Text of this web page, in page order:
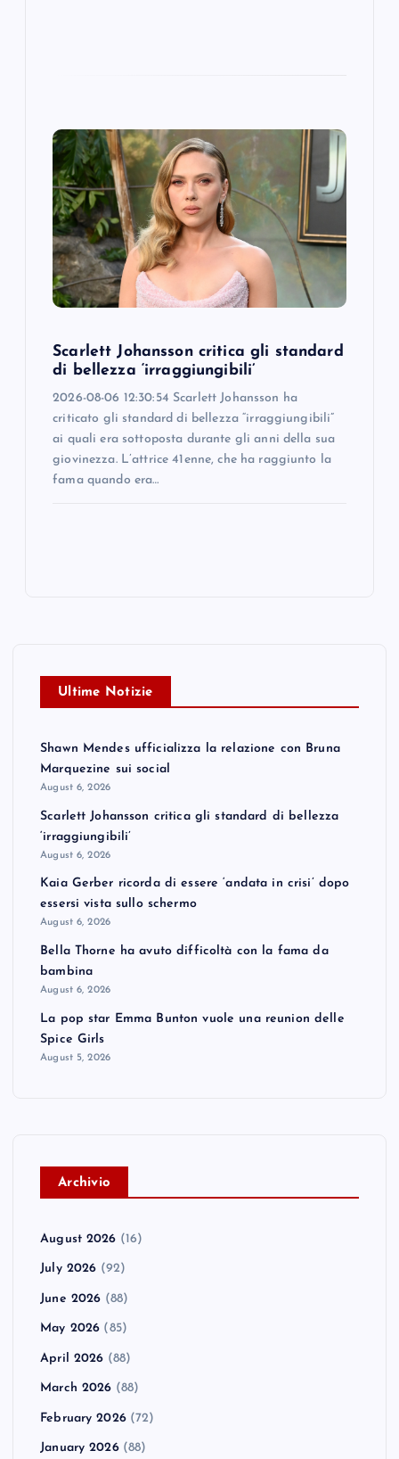
Scarlett Johansson critica gli standard
di bellezza ‘irraggiungibili’
2026-08-06 12:30:54 Scarlett Johansson ha
criticato gli standard di bellezza “irraggiungibili”
ai quali era sottoposta durante gli anni della sua
giovinezza. L’attrice 41enne, che ha raggiunto la
fama quando era…
Ultime Notizie
Shawn Mendes ufficializza la relazione con Bruna
Marquezine sui social
August 6, 2026
Scarlett Johansson critica gli standard di bellezza
‘irraggiungibili’
August 6, 2026
Kaia Gerber ricorda di essere ‘andata in crisi’ dopo
essersi vista sullo schermo
August 6, 2026
Bella Thorne ha avuto difficoltà con la fama da
bambina
August 6, 2026
La pop star Emma Bunton vuole una reunion delle
Spice Girls
August 5, 2026
Archivio
August 2026 (16)
July 2026 (92)
June 2026 (88)
May 2026 (85)
April 2026 (88)
March 2026 (88)
February 2026(72)
January 2026(88)